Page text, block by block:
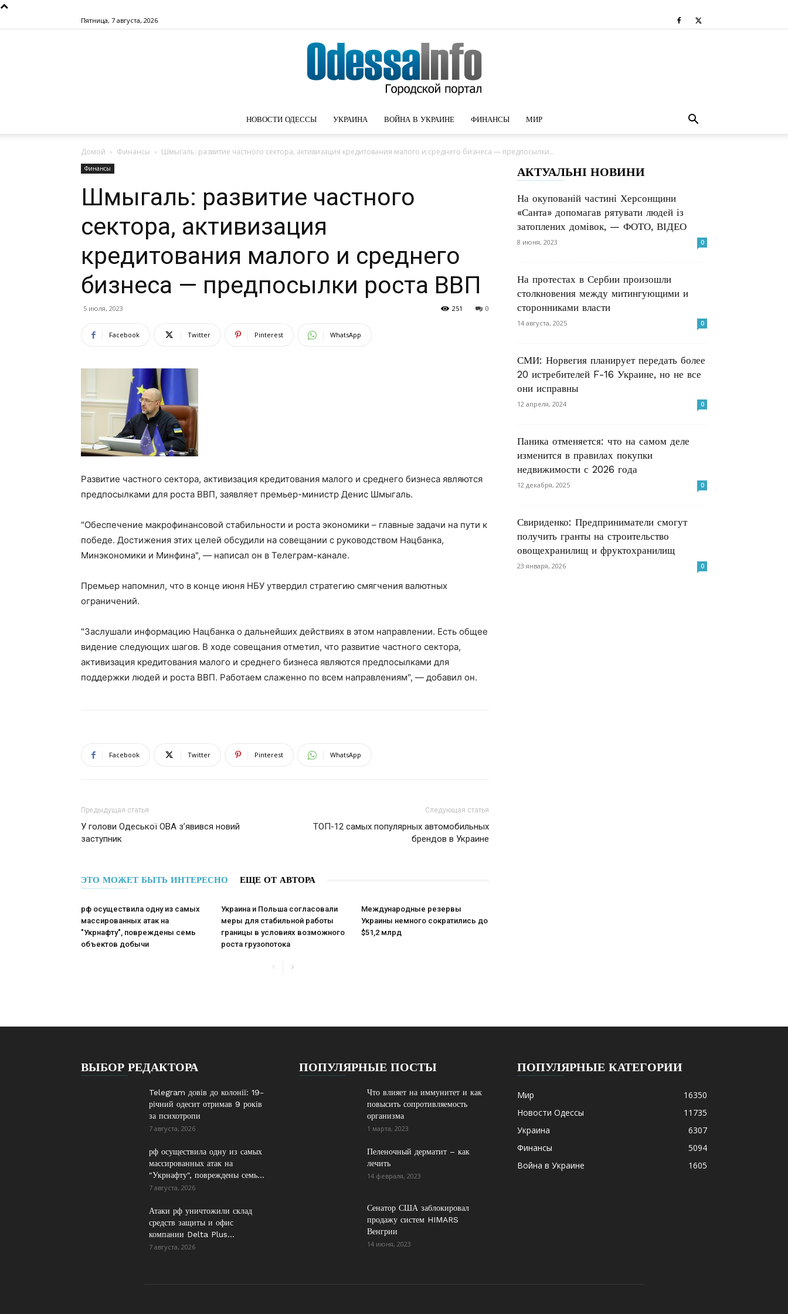
Пятница, 7 августа, 2026
НОВОСТИ ОДЕССЫ УКРАИНА ВОЙНА В УКРАИНЕ ФИНАНСЫ МИР
Домой Финансы Шмыгаль: развитие частного сектора, активизация кредитования малого и среднего бизнеса — предпосылки...
Финансы
Шмыгаль: развитие частного
сектора, активизация
кредитования малого и среднего
бизнеса — предпосылки роста ВВП
5 июля, 2023 0
251
Facebook Twitter Pinterest WhatsApp
Развитие частного сектора, активизация кредитования малого и среднего бизнеса являются
предпосылками для роста ВВП, заявляет премьер-министр Денис Шмыгаль.
"Обеспечение макрофинансовой стабильности и роста экономики – главные задачи на пути к
победе. Достижения этих целей обсудили на совещании с руководством Нацбанка,
Минэкономики и Минфина", — написал он в Телеграм-канале.
Премьер напомнил, что в конце июня НБУ утвердил стратегию смягчения валютных
ограничений.
"Заслушали информацию Нацбанка о дальнейших действиях в этом направлении. Есть общее
видение следующих шагов. В ходе совещания отметил, что развитие частного сектора,
активизация кредитования малого и среднего бизнеса являются предпосылками для
поддержки людей и роста ВВП. Работаем слаженно по всем направлениям", — добавил он.
Facebook Twitter Pinterest WhatsApp
Предыдущая статья
У голови Одеської ОВА з’явився новий
заступник
Следующая статья
ТОП-12 самых популярных автомобильных
брендов в Украине
ЭТО МОЖЕТ БЫТЬ ИНТЕРЕСНО ЕЩЕ ОТ АВТОРА
рф осуществила одну из самых
массированных атак на
"Укрнафту", повреждены семь
объектов добычи
Украина и Польша согласовали
меры для стабильной работы
границы в условиях возможного
роста грузопотока
Международные резервы
Украины немного сократились до
$51,2 млрд
АКТУАЛЬНІ НОВИНИ
На окупованій частині Херсонщини
«Санта» допомагав рятувати людей із
затоплених домівок, — ФОТО, ВІДЕО
8 июня, 2023 0
На протестах в Сербии произошли
столкновения между митингующими и
сторонниками власти
14 августа, 2025 0
СМИ: Норвегия планирует передать более
20 истребителей F-16 Украине, но не все
они исправны
12 апреля, 2024 0
Паника отменяется: что на самом деле
изменится в правилах покупки
недвижимости с 2026 года
12 декабря, 2025 0
Свириденко: Предприниматели смогут
получить гранты на строительство
овощехранилищ и фруктохранилищ
23 января, 2026 0
ВЫБОР РЕДАКТОРА
Telegram довів до колонії: 19-
річний одесит отримав 9 років
за психотропи
7 августа, 2026
рф осуществила одну из самых
массированных атак на
"Укрнафту", повреждены семь...
7 августа, 2026
Атаки рф уничтожили склад
средств защиты и офис
компании Delta Plus...
7 августа, 2026
ПОПУЛЯРНЫЕ ПОСТЫ
Что влияет на иммунитет и как
повысить сопротивляемость
организма
1 марта, 2023
Пеленочный дерматит – как
лечить
14 февраля, 2023
Сенатор США заблокировал
продажу систем HIMARS
Венгрии
14 июня, 2023
ПОПУЛЯРНЫЕ КАТЕГОРИИ
Мир
16350
Новости Одессы
11735
Украина
6307
Финансы
5094
Война в Украине
1605